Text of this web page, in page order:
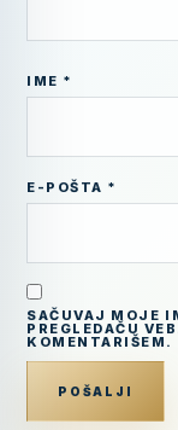
IME *
E-POŠTA *
SAČUVAJ MOJE
PREGLEDAČU
KOMENTARIŠEM.